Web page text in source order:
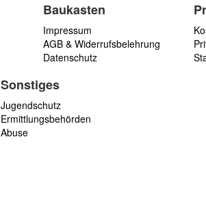
Baukasten
Impressum
AGB & Widerrufsbelehrung
Datenschutz
Sonstiges
Jugendschutz
Ermittlungsbehörden
Abuse